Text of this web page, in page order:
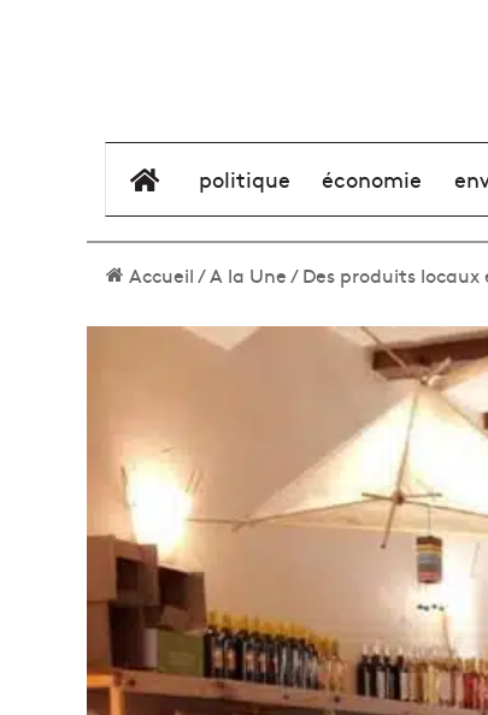
élément de menu
politique économie
Accueil/A la Une/Des produits